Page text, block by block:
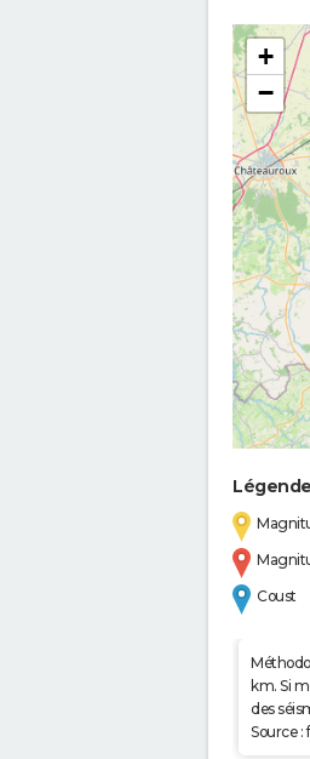
+
−
Légende
Coust
km. Si
des
Source :